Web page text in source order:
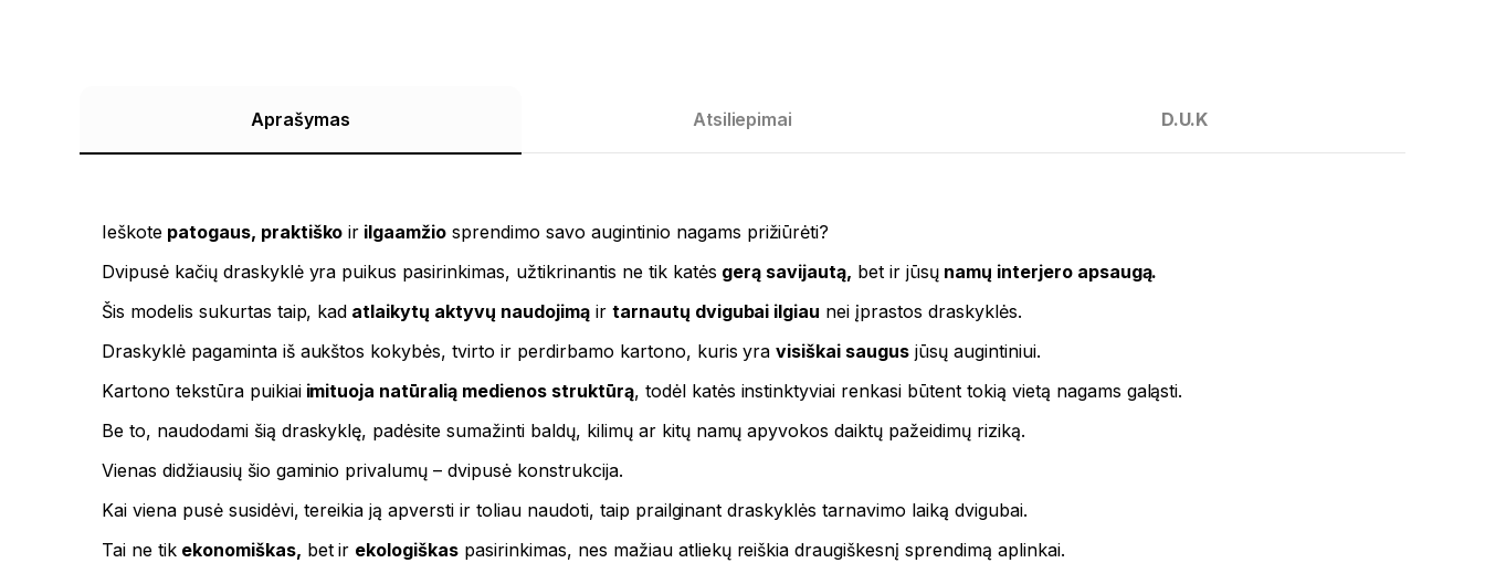
Aprašymas Atsiliepimai D.U.K
Ieškotepatogaus, praktiško ir ilgaamžio sprendimo savo augintinio nagams prižiūrėti?
Dvipusė kačių draskyklė yra puikus pasirinkimas, užtikrinantis ne tik katės gerą savijautą, bet ir jūsųnamų interjero apsaugą.
Šis modelis sukurtas taip, kad atlaikytų aktyvų naudojimąir tarnautų dvigubai ilgiau nei įprastos draskyklės.
Draskyklė pagaminta iš aukštos kokybės, tvirto ir perdirbamo kartono, kuris yravisiškai saugus jūsų augintiniui.
Kartono tekstūra puikiaiimituoja natūralią medienos struktūrą, todėl katės instinktyviai renkasi būtent tokią vietą nagams galąsti.
Be to, naudodami šią draskyklę, padėsite sumažinti baldų, kilimų ar kitų namų apyvokos daiktų pažeidimų riziką.
Vienas didžiausių šio gaminio privalumų – dvipusė konstrukcija.
Kai viena pusė susidėvi, tereikia ją apversti ir toliau naudoti, taip prailginant draskyklės tarnavimo laiką dvigubai.
Tai ne tikekonomiškas, bet ir ekologiškas pasirinkimas, nes mažiau atliekų reiškia draugiškesnį sprendimą aplinkai.